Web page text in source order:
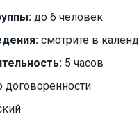
до 6 человек
смотрите в
5 часов
договоренности